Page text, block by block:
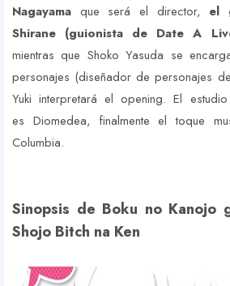
Nagayama que será el director, el
Shirane (guionista de Date A
mientras que Shoko Yasuda se
personajes (diseñador de personajes
Yuki interpretará el opening. El
es Diomedea, finalmente el toque
Columbia.
Sinopsis de Boku no Kanojo
Shojo Bitch na Ken